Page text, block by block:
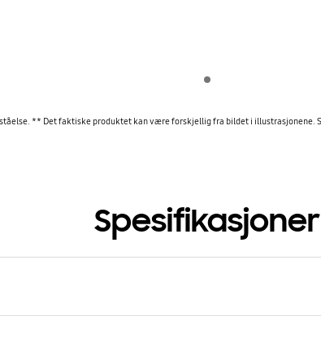
** Det faktiske produktet kan være forskjellig fra bildet i
Spesifikasjoner